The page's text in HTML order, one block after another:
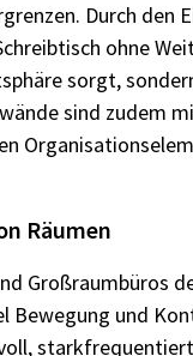
Durch den
ohne
sorgt,
sind zudem
Räumen
Großraumbüros
Bewegung und